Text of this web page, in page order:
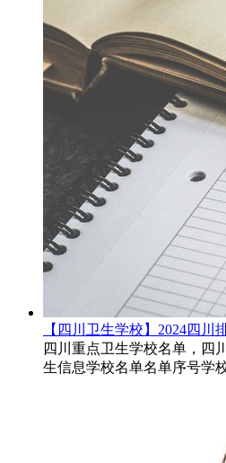
【四川卫生学校】2024四
四川重点卫生学校名单，四
生信息学校名单名单序号学